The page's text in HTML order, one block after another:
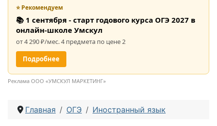
⭐ Рекомендуем
📚 1 сентября - старт годового курса ОГЭ 2027 в
онлайн-школе Умскул
от 4 290 ₽/мес. 4 предмета по цене 2
Подробнее
Реклама ООО «УМСКУЛ МАРКЕТИНГ»
Главная ОГЭ Иностранный язык